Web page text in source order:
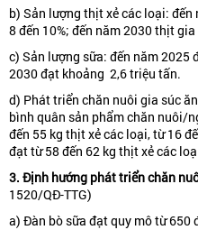
b) Sản lượng thịt xẻ các loại:
8 đến 10%; đến năm 2030 thịt
c) Sản lượng sữa: đến năm 2025
2030 đạt khoảng 2,6 triệu tấn.
d) Phát triển chăn nuôi gia súc
bình quân sản phẩm chăn nuôi/
đến 55 kg thịt xẻ các loại, từ 16
đạt từ 58 đến 62 kg thịt xẻ các
3. Định hướng phát triểnchăn
1520/QĐ-TTG)
a) Đàn bò sữa đạt quy mô từ 650